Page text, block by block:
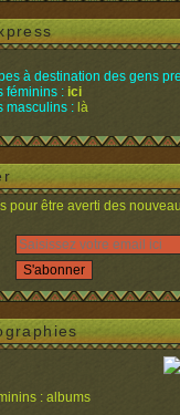
à destination des gens
féminins : ici
masculins : là
pour être averti des
: albums